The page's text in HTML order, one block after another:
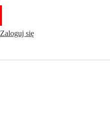
Zaloguj się